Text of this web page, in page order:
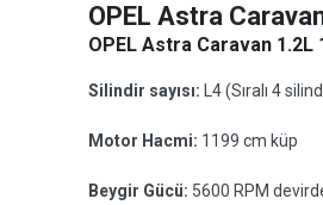
OPEL Astra
OPEL Astra Caravan
Silindir sayısı: L4 (Sıralı 4
Motor Hacmi: 1199 cm küp
Beygir Gücü: 5600 RPM